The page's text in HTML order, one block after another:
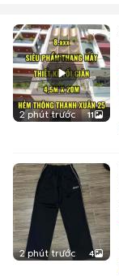
2 phút trước 11
2 phút trước 4